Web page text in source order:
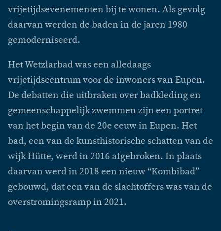
vrijetijdsevenementen bij te wonen. Als gevolg
daarvan werden de baden in de jaren 1980
gemoderniseerd.
Het Wetzlarbad was een alledaags
vrijetijdscentrum voor de inwoners van Eupen.
De debatten die uitbraken over badkleding en
gemeenschappelijk zwemmen zijn een portret
van het begin van de 20e eeuw in Eupen. Het
bad, een van de kunsthistorische schatten van de
wijk Hütte, werd in 2016 afgebroken. In plaats
daarvan werd in 2018 een nieuw “Kombibad”
gebouwd, dat een van de slachtoffers was van de
overstromingsramp in 2021.